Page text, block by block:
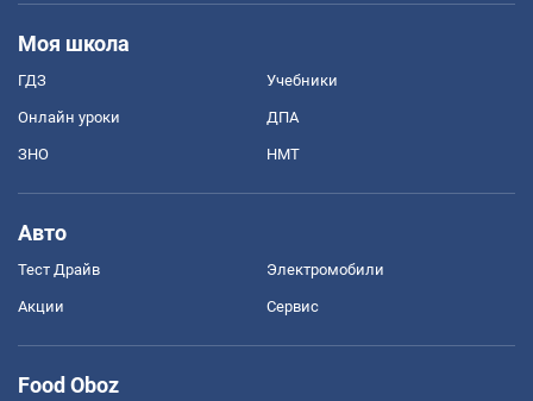
Моя школа
ГДЗ Учебники
Онлайн уроки ДПА
ЗНО НМТ
Авто
Тест Драйв Электромобили
Акции Сервис
Food Oboz